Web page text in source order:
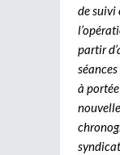
de suivi
partir
à